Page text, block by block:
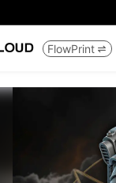
FlowPrint 